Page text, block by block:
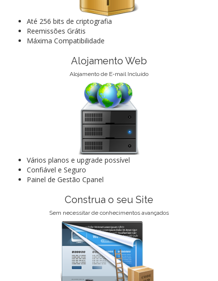
Até 256 bits de criptografia
Reemissões Grátis
Máxima Compatibilidade
Alojamento Web
Alojamento de E-mail Incluído
Vários planos e upgrade possível
Confiável e Seguro
Painel de Gestão Cpanel
Construa o seu Site
Sem necessitar de conhecimentos avançados